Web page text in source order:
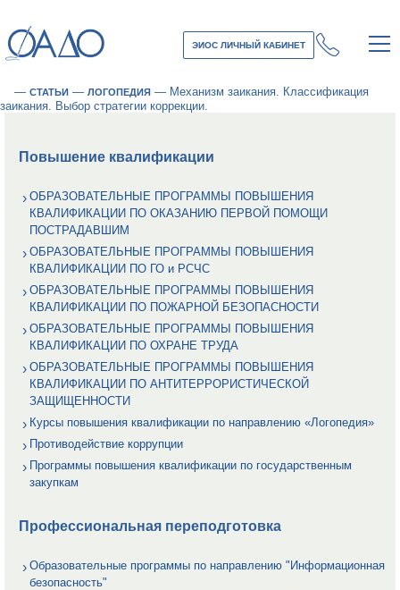
ЭИОС ЛИЧНЫЙ КАБИНЕТ
— СТАТЬИ — ЛОГОПЕДИЯ — Механизм заикания. Классификация
заикания. Выбор стратегии коррекции.
Повышение квалификации
ОБРАЗОВАТЕЛЬНЫЕ ПРОГРАММЫ ПОВЫШЕНИЯ
КВАЛИФИКАЦИИ ПО ОКАЗАНИЮ ПЕРВОЙ ПОМОЩИ
ПОСТРАДАВШИМ
ОБРАЗОВАТЕЛЬНЫЕ ПРОГРАММЫ ПОВЫШЕНИЯ
КВАЛИФИКАЦИИ ПО ГО и РСЧС
ОБРАЗОВАТЕЛЬНЫЕ ПРОГРАММЫ ПОВЫШЕНИЯ
КВАЛИФИКАЦИИ ПО ПОЖАРНОЙ БЕЗОПАСНОСТИ
ОБРАЗОВАТЕЛЬНЫЕ ПРОГРАММЫ ПОВЫШЕНИЯ
КВАЛИФИКАЦИИ ПО ОХРАНЕ ТРУДА
ОБРАЗОВАТЕЛЬНЫЕ ПРОГРАММЫ ПОВЫШЕНИЯ
КВАЛИФИКАЦИИ ПО АНТИТЕРРОРИСТИЧЕСКОЙ
ЗАЩИЩЕННОСТИ
Курсы повышения квалификации по направлению «Логопедия»
Противодействие коррупции
Программы повышения квалификации по государственным
закупкам
Профессиональная переподготовка
Образовательные программы по направлению "Информационная
безопасность"